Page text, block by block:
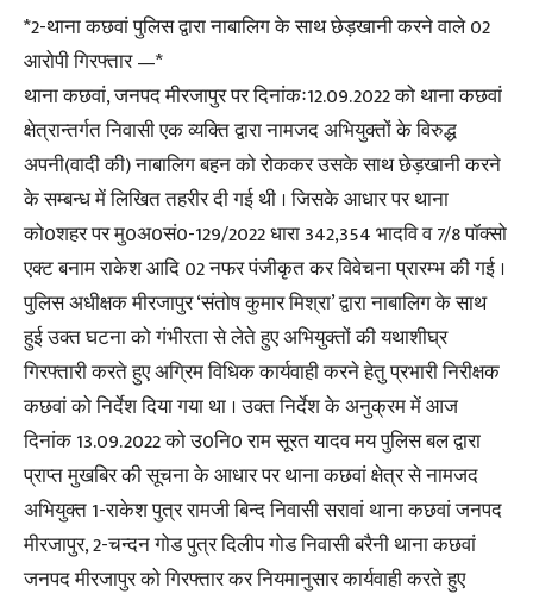
*2-थाना कछवां पुलिस द्वारा नाबालिग के साथ छेड़खानी करने वाले 02
आरोपी गिरफ्तार —*
थाना कछवां, जनपद मीरजापुर पर दिनांकः12.09.2022 को थाना कछवां
क्षेत्रान्तर्गत निवासी एक व्यक्ति द्वारा नामजद अभियुक्तों के विरुद्ध
अपनी(वादी की) नाबालिग बहन को रोककर उसके साथ छेड़खानी करने
के सम्बन्ध में लिखित तहरीर दी गई थी । जिसके आधार पर थाना
को0शहर पर मु0अ0सं0-129/2022 धारा 342,354 भादवि व 7/8 पॉक्सो
एक्ट बनाम राकेश आदि 02 नफर पंजीकृत कर विवेचना प्रारम्भ की गई ।
पुलिस अधीक्षक मीरजापुर ‘संतोष कुमार मिश्रा’ द्वारा नाबालिग के साथ
हुई उक्त घटना को गंभीरता से लेते हुए अभियुक्तों की यथाशीघ्र
गिरफ्तारी करते हुए अग्रिम विधिक कार्यवाही करने हेतु प्रभारी निरीक्षक
कछवां को निर्देश दिया गया था । उक्त निर्देश के अनुक्रम में आज
दिनांक 13.09.2022 को उ0नि0 राम सूरत यादव मय पुलिस बल द्वारा
प्राप्त मुखबिर की सूचना के आधार पर थाना कछवां क्षेत्र से नामजद
अभियुक्त 1-राकेश पुत्र रामजी बिन्द निवासी सरावां थाना कछवां जनपद
मीरजापुर, 2-चन्दन गोड पुत्र दिलीप गोड निवासी बरैनी थाना कछवां
जनपद मीरजापुर को गिरफ्तार कर नियमानुसार कार्यवाही करते हुए